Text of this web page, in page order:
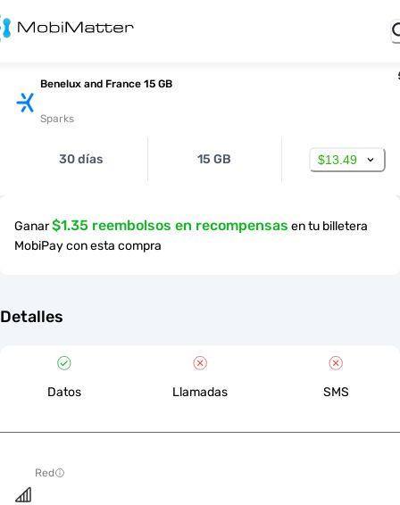
Benelux and France 15 GB
Sparks
30 días 15 GB $13.49
Ganar$1.35 reembolsos en recompensas en tu billetera
MobiPay con esta compra
Detalles
Datos Llamadas SMS
Red